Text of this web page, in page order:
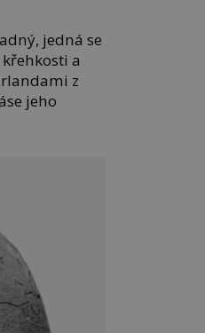
jedná se
a
z
jeho